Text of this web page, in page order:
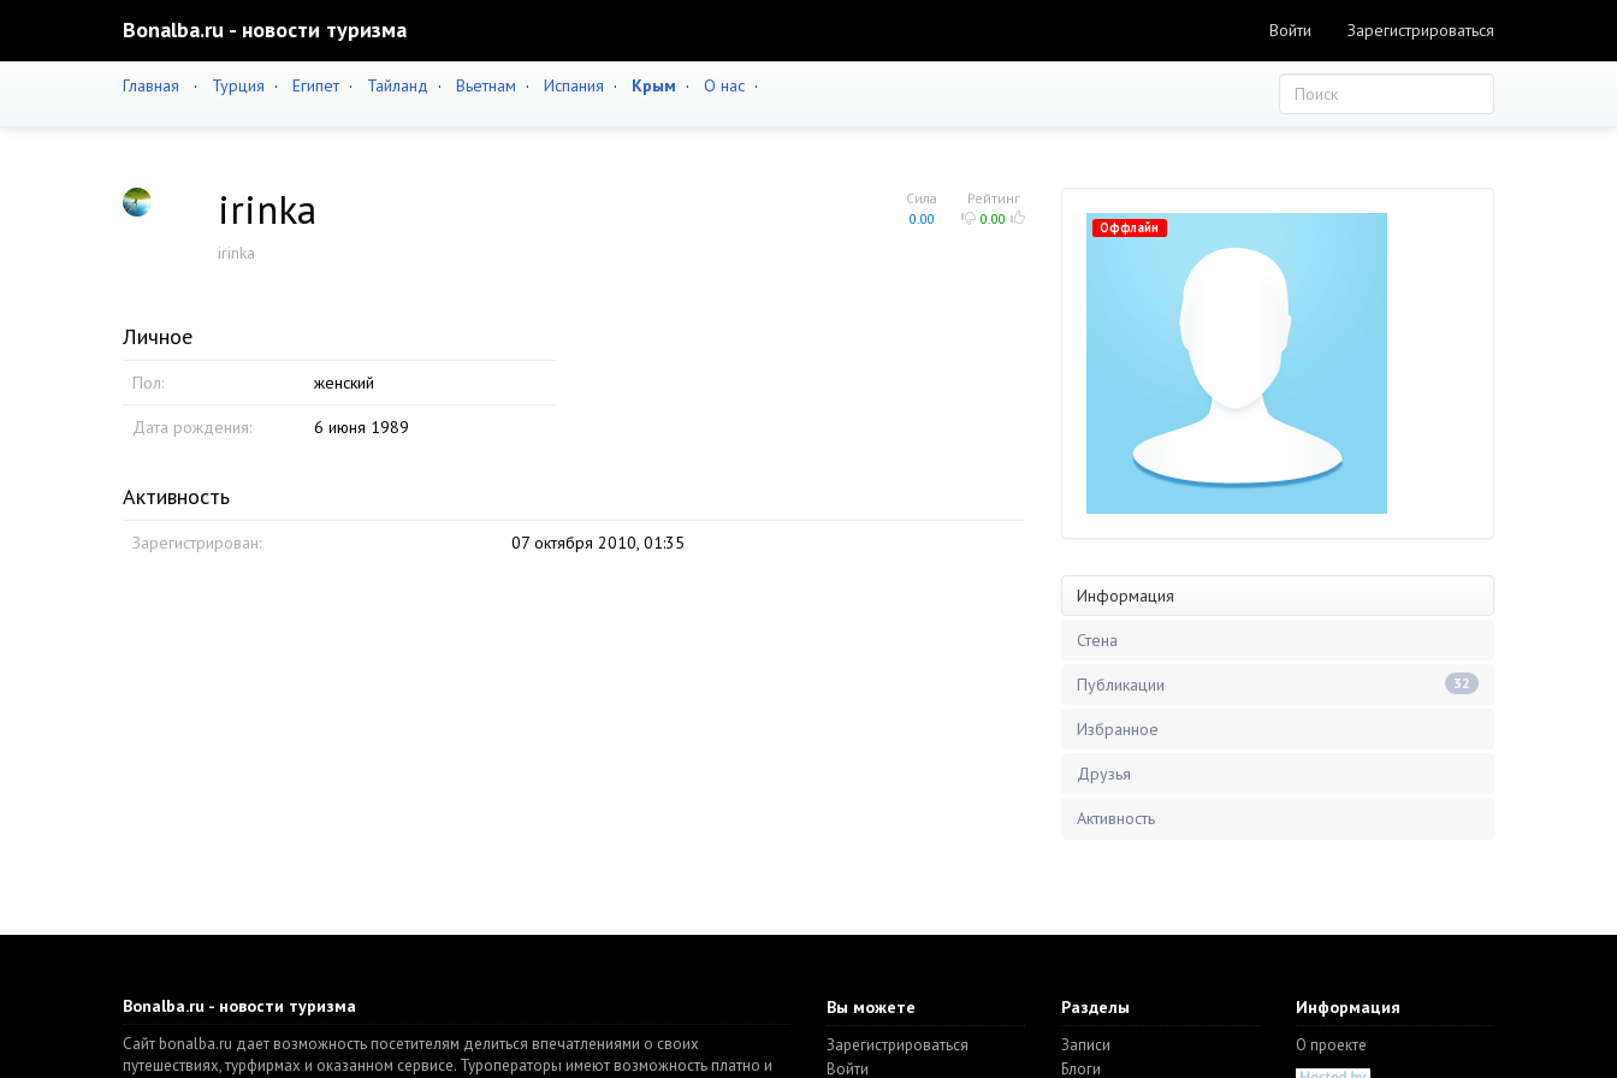
Bonalba.ru - новости туризма Войти Зарегистрироваться
Главная · Турция · Египет· Тайланд · Вьетнам · Испания · Крым · О нас ·
Рейтинг
0.00
Сила
0.00
irinka
irinka
Личное
Пол: женский
Дата рождения: 6 июня 1989
Активность
Зарегистрирован: 07 октября 2010, 01:35
Оффлайн
Информация
Стена
Публикации 32
Избранное
Друзья
Активность
Bonalba.ru - новости туризма
Сайт bonalba.ru дает возможность посетителям делиться впечатлениями о своих
путешествиях, турфирмах и оказанном сервисе. Туроператоры имеют возможность платно и
Вы можете
Зарегистрироваться
Войти
Разделы
Записи
Блоги
Информация
О проекте